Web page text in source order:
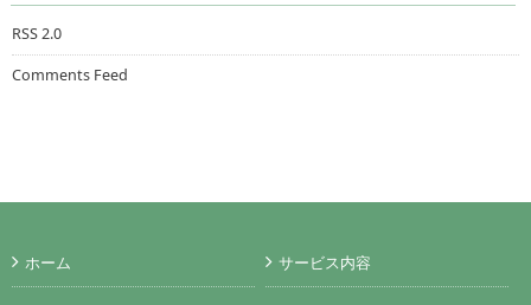
RSS 2.0
Comments Feed
ホーム サービス内容